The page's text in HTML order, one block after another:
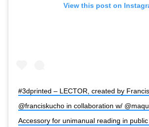
View this post on
#3dprinted – LECTOR, created by
@franciskucho in collaboration w/
Accessory for unimanual reading in